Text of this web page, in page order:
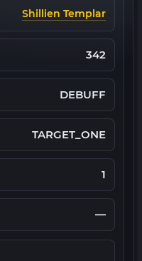
Shillien Templar
342
DEBUFF
TARGET_ONE
1
—